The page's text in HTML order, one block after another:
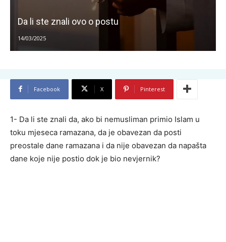
Da li ste znali ovo o postu
14/03/2025
Facebook X Pinterest
1- Da li ste znali da, ako bi nemusliman primio Islam u
toku mjeseca ramazana, da je obavezan da posti
preostale dane ramazana i da nije obavezan da napašta
dane koje nije postio dok je bio nevjernik?